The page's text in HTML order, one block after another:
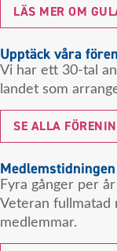
LÄS MER OM
Upptäck våra
Vi har ett 30-tal
landet som
SE ALLA
Medlemstidningen
Fyra gånger per
Veteran fullmatad
medlemmar.